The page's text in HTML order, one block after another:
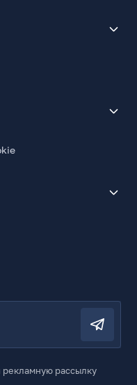
рекламную рассылку